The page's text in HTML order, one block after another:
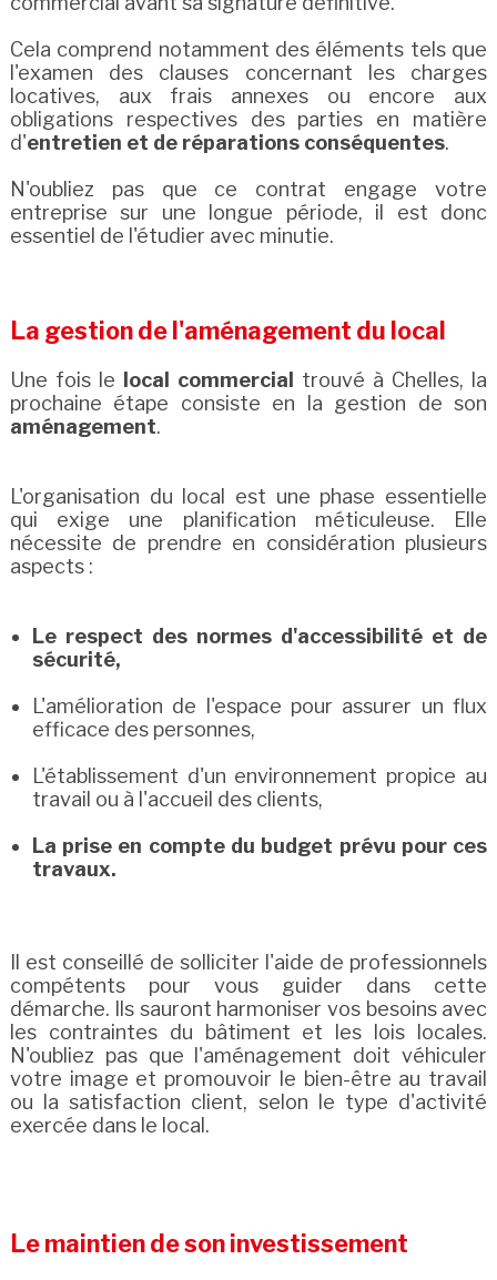
Cela comprend notamment des éléments tels que
l'examen des clauses concernant les charges
locatives, aux frais annexes ou encore aux
obligations respectives des parties en matière
d'entretien et de réparations conséquentes.
N'oubliez pas que ce contrat engage votre
entreprise sur une longue période, il est donc
essentiel de l'étudier avec minutie.
La gestion de l'aménagement du local
Une fois le local commercial
trouvé à Chelles, la
prochaine étape consiste en la gestion de son
aménagement.
L'organisation du local est une phase essentielle
qui exige une planification méticuleuse. Elle
nécessite de prendre en considération plusieurs
aspects :
Le respect des normes d'accessibilité et de
sécurité,
L'amélioration de l'espace pour assurer un flux
efficace des personnes,
L'établissement d'un environnement propice au
travail ou à l'accueil des clients,
La prise en compte du budget prévu pour ces
travaux.
Il est conseillé de solliciter l'aide de professionnels
compétents pour vous guider dans cette
démarche. Ils sauront harmoniser vos besoins avec
les contraintes du bâtiment et les lois locales.
N'oubliez pas que l'aménagement doit véhiculer
votre image et promouvoir le bien-être au travail
ou la satisfaction client, selon le type d'activité
exercée dans le local.
Le maintien de son investissement